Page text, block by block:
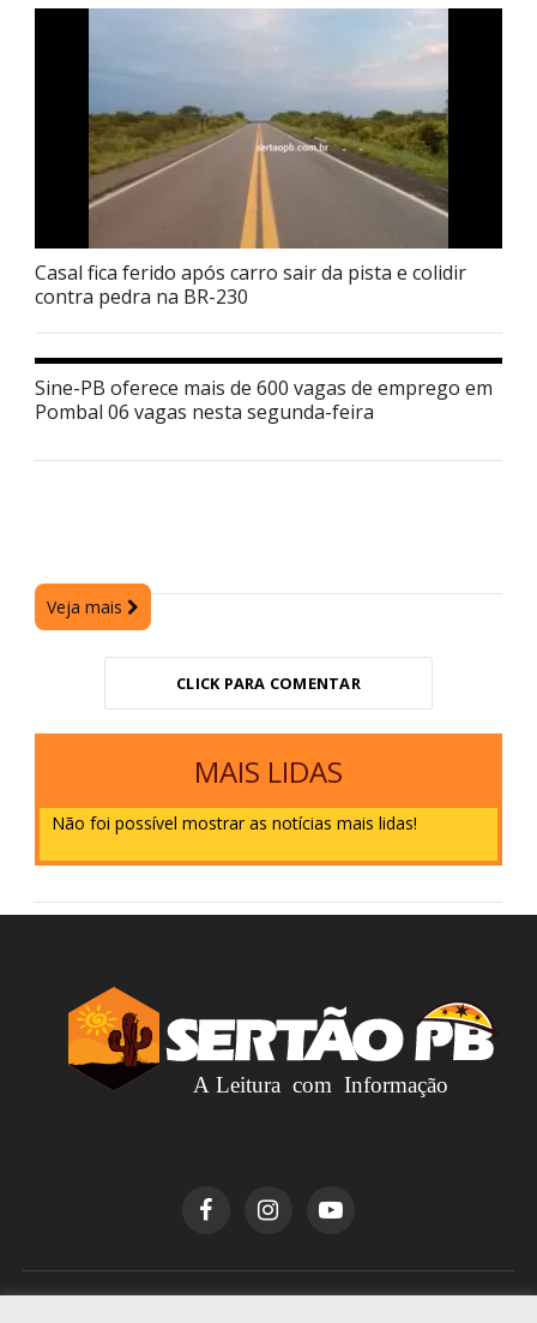
Casal fica ferido após carro sair da pista e colidir
contra pedra na BR-230
Sine-PB oferece mais de 600 vagas de emprego em
Pombal 06 vagas nesta segunda-feira
Veja mais
CLICK PARA COMENTAR
MAIS LIDAS
Não foi possível mostrar as notícias mais lidas!